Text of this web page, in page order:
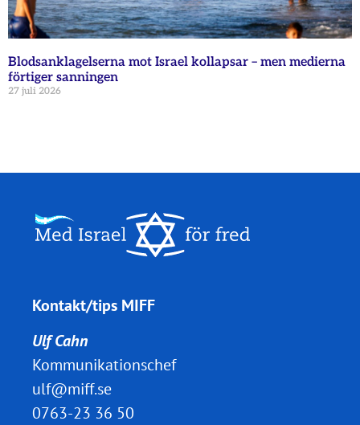
Blodsanklagelserna mot Israel kollapsar – men medierna
förtiger sanningen
27 juli 2026
Kontakt/tips MIFF
Ulf Cahn
Kommunikationschef
ulf@miff.se
0763-23 36 50